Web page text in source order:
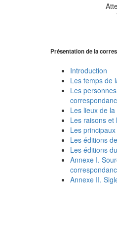
Présentation de la
Introduction
Les temps de
Les
Les lieux de
Les raisons et
Les
Les éditions
Les éditions
Annexe I.
Annexe II.